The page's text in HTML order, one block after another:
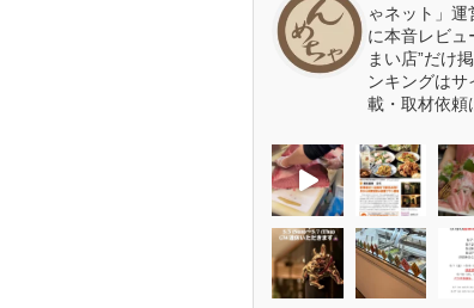
ゃネット」運
に本音レビュ
まい店”だけ
ンキングはサ
載・取材依頼